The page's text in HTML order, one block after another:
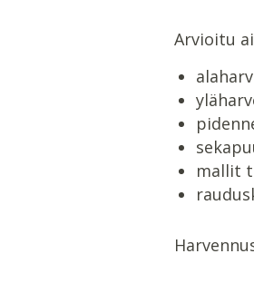
Arvioitu
mallit